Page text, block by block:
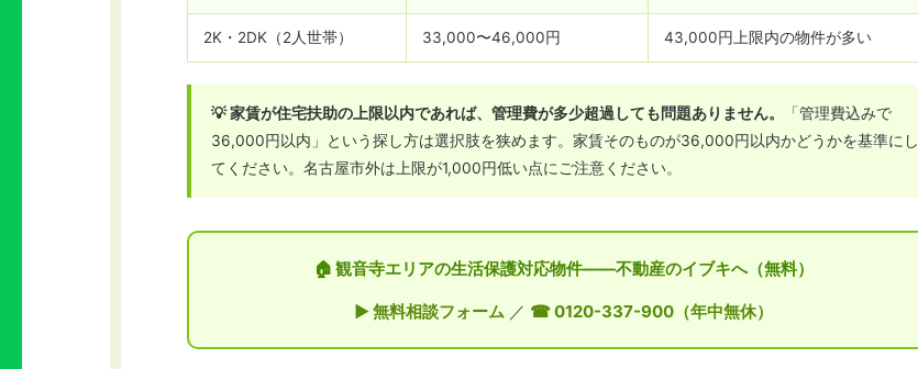
2K・2DK（2人世帯） 33,000〜46,000円 43,000円上限内の物件が多い
💡 家賃が住宅扶助の上限以内であれば、管理費が多少超過しても問題ありません。
「管理費込みで
36,000円以内」という探し方は選択肢を狭めます。家賃そのものが36,000円以内かどうかを基準にし
てください。名古屋市外は上限が1,000円低い点にご注意ください。
🏠 観音寺エリアの生活保護対応物件——不動産のイブキへ（無料）
▶ 無料相談フォーム／ ☎ 0120-337-900（年中無休）